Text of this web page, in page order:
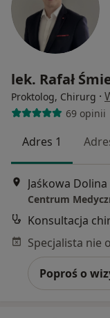
lek. Rafał
Proktolog, Chirurg ·
69 opinii
Adres 1
Jaśkowa
Konsultacja
Poproś o